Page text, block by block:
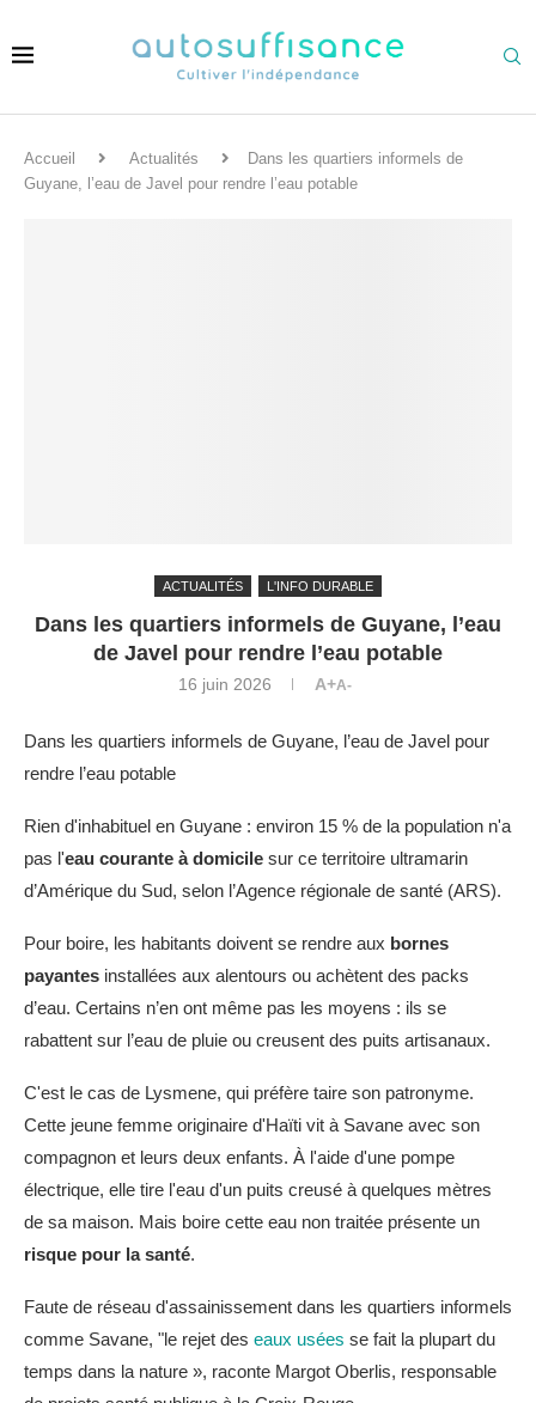
Accueil Actualités
Dans les quartiers informels de
Guyane, l’eau de Javel pour rendre l’eau potable
ACTUALITÉS L'INFO DURABLE
Dans les quartiers informels de Guyane, l’eau
de Javel pour rendre l’eau potable
16 juin 2026 A+A-
Dans les quartiers informels de Guyane, l’eau de Javel pour
rendre l’eau potable
Rien d'inhabituel en Guyane : environ 15 % de la population n'a
pas l'eau courante à domicile sur ce territoire ultramarin
d’Amérique du Sud, selon l’Agence régionale de santé (ARS).
Pour boire, les habitants doivent se rendre aux bornes
payantes installées aux alentours ou achètent des packs
d’eau. Certains n’en ont même pas les moyens : ils se
rabattent sur l’eau de pluie ou creusent des puits artisanaux.
C'est le cas de Lysmene, qui préfère taire son patronyme.
Cette jeune femme originaire d'Haïti vit à Savane avec son
compagnon et leurs deux enfants. À l'aide d'une pompe
électrique, elle tire l'eau d'un puits creusé à quelques mètres
de sa maison. Mais boire cette eau non traitée présente un
risque pour la santé.
Faute de réseau d'assainissement dans les quartiers informels
comme Savane, "le rejet des eaux usées se fait la plupart du
temps dans la nature », raconte Margot Oberlis, responsable